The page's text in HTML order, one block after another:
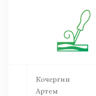
Кочергин
Артем